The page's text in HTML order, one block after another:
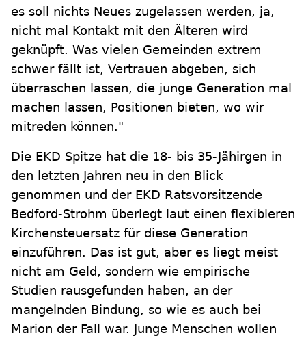
es soll nichts Neues zugelassen werden, ja,
nicht mal Kontakt mit den Älteren wird
geknüpft. Was vielen Gemeinden extrem
schwer fällt ist, Vertrauen abgeben, sich
überraschen lassen, die junge Generation mal
machen lassen, Positionen bieten, wo wir
mitreden können."
Die EKD Spitze hat die 18- bis 35-Jähirgen in
den letzten Jahren neu in den Blick
genommen und der EKD Ratsvorsitzende
Bedford-Strohm überlegt laut einen flexibleren
Kirchensteuersatz für diese Generation
einzuführen. Das ist gut, aber es liegt meist
nicht am Geld, sondern wie empirische
Studien rausgefunden haben, an der
mangelnden Bindung, so wie es auch bei
Marion der Fall war. Junge Menschen wollen